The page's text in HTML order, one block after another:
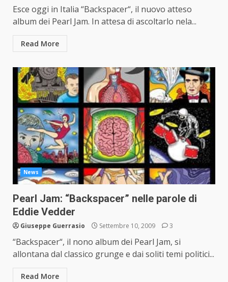
Esce oggi in Italia “Backspacer“, il nuovo atteso
album dei Pearl Jam. In attesa di ascoltarlo nela...
Read More
News
Pearl Jam: “Backspacer” nelle parole di
Eddie Vedder
Giuseppe Guerrasio Settembre 10, 2009 3
“Backspacer“, il nono album dei Pearl Jam, si
allontana dal classico grunge e dai soliti temi politici...
Read More